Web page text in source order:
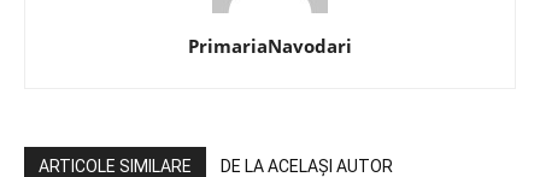
PrimariaNavodari
ARTICOLE SIMILARE DE LA ACELAȘI AUTOR